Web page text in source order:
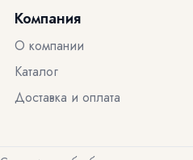
Компания
О компании
Каталог
Доставка и оплата